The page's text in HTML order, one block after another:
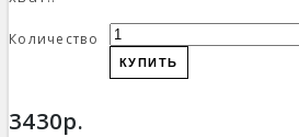
Количество
КУПИТЬ
3430р.